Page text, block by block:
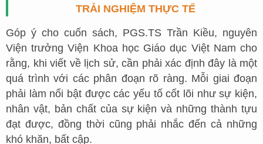
TRẢI NGHIỆM THỰC TẾ
Góp ý cho cuốn sách, PGS.TS Trần Kiều, nguyên
Viện trưởng Viện Khoa học Giáo dục Việt Nam cho
rằng, khi viết về lịch sử, cần phải xác định đây là một
quá trình với các phân đoạn rõ ràng. Mỗi giai đoạn
phải làm nổi bật được các yếu tố cốt lõi như sự kiện,
nhân vật, bản chất của sự kiện và những thành tựu
đạt được, đồng thời cũng phải nhắc đến cả những
khó khăn, bất cập.